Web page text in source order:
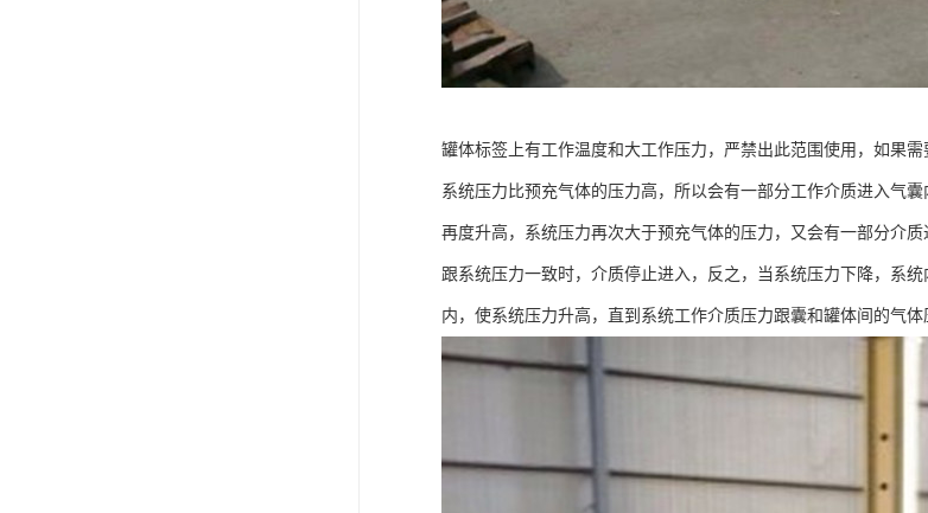
罐体标签上有工作温度和大工作压力，严禁出此范围使用，如果
系统压力比预充气体的压力高，所以会有一部分工作介质进入气
再度升高，系统压力再次大于预充气体的压力，又会有一部分介
跟系统压力一致时，介质停止进入，反之，当系统压力下降，系
内，使系统压力升高，直到系统工作介质压力跟囊和罐体间的气